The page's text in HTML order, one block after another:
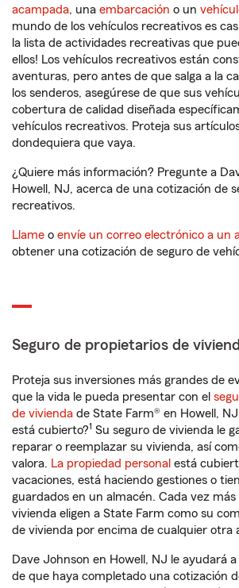
acampada, una embarcación o un
mundo de los vehículos recreativos es
la lista de actividades recreativas que
ellos! Los vehículos recreativos están
aventuras, pero antes de que salga a la
los senderos, asegúrese de que sus
cobertura de calidad diseñada
vehículos recreativos. Proteja sus
dondequiera que vaya.
¿Quiere más información? Pregunte a
Howell, NJ, acerca de una cotización de
recreativos.
Llame o envíe un correo electrónico a un
obtener una cotización de seguro de
Seguro de propietarios de
Proteja sus inversiones más grandes de
que la vida le pueda presentar con el
de vivienda de State Farm® en Howell,
está cubierto?1 Su seguro de vivienda le
reparar o reemplazar su vivienda, así
valora. La propiedad personal está
vacaciones, está haciendo gestiones o
guardados en un almacén. Cada vez
vivienda eligen a State Farm como su
de vivienda por encima de cualquier otra
Dave Johnson en Howell, NJ le ayudará
de que haya completado una cotización